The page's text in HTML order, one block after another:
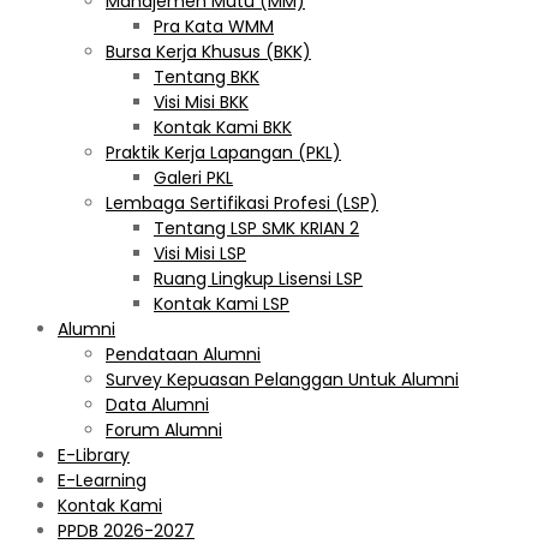
Pra Kata WMM
Bursa Kerja Khusus (BKK)
Tentang BKK
Visi Misi BKK
Kontak Kami BKK
Praktik Kerja Lapangan (PKL)
Galeri PKL
Lembaga Sertifikasi Profesi (LSP)
Tentang LSP SMK KRIAN 2
Visi Misi LSP
Ruang Lingkup Lisensi LSP
Kontak Kami LSP
Alumni
Pendataan Alumni
Survey Kepuasan Pelanggan Untuk Alumni
Data Alumni
Forum Alumni
E-Library
E-Learning
Kontak Kami
PPDB 2026-2027